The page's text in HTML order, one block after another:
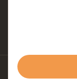
© 2026 Teeny.